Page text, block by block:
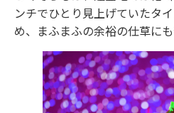
ンチでひとり見上げていたタ
め、まふまふの余裕の仕草に